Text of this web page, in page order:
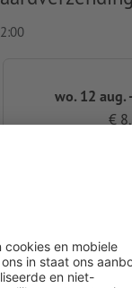
wo. 12 aug.
€
bij